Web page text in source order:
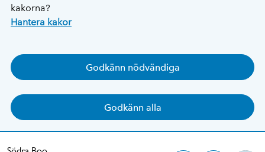
kakorna?
Hantera kakor
Godkänn nödvändiga
Godkänn alla